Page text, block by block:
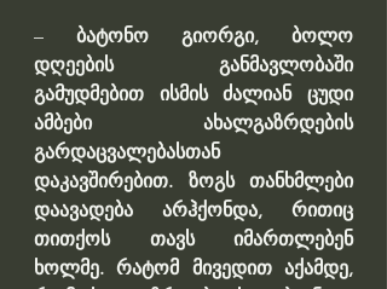
– ბატონო გიორგი, ბოლო
დღეების განმავლობაში
გამუდმებით ისმის ძალიან ცუდი
ამბები ახალგაზრდების
გარდაცვალებასთან
დაკავშირებით. ზოგს თანხმლები
დაავადება არჰქონდა, რითიც
თითქოს თავს იმართლებენ
ხოლმე. რატომ მივედით აქამდე,